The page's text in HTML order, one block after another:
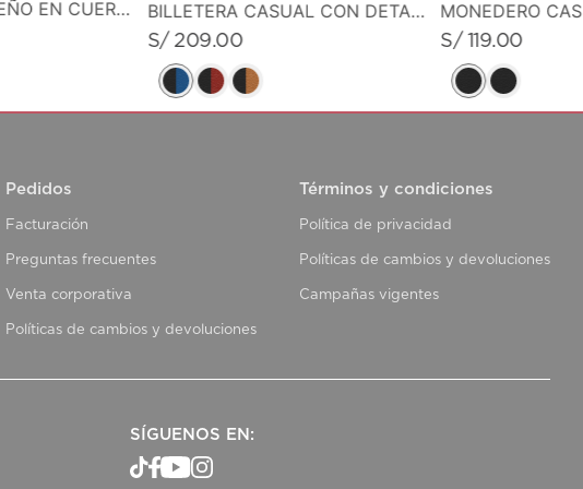
CANGURO PEQUEÑO EN CUERO GRABADO BILLETERA CASUAL CON DETALLE DE LINEA EN CONTRASTE
S/ 209.00 S/ 119.00
Pedidos
Facturación
Preguntas frecuentes
Venta corporativa
Políticas de cambios y devoluciones
Términos y condiciones
Política de privacidad
Políticas de cambios y devoluciones
Campañas vigentes
SÍGUENOS EN: